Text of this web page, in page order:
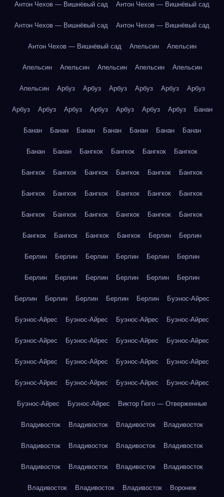
Антон Чехов — Вишнёвый сад Антон Чехов — Вишнёвый сад
Антон Чехов — Вишнёвый сад Антон Чехов — Вишнёвый сад
Антон Чехов — Вишнёвый сад Апельсин Апельсин
Апельсин Апельсин Апельсин Апельсин Апельсин
Апельсин Арбуз Арбуз Арбуз Арбуз Арбуз Арбуз
Арбуз Арбуз Арбуз Арбуз Арбуз Арбуз Арбуз Банан
Банан Банан Банан Банан Банан Банан Банан
Банан Банан Бангкок Бангкок Бангкок Бангкок
Бангкок Бангкок Бангкок Бангкок Бангкок Бангкок
Бангкок Бангкок Бангкок Бангкок Бангкок Бангкок
Бангкок Бангкок Бангкок Бангкок Бангкок Бангкок
Бангкок Бангкок Бангкок Бангкок Берлин Берлин
Берлин Берлин Берлин Берлин Берлин Берлин
Берлин Берлин Берлин Берлин Берлин Берлин
Берлин Берлин Берлин Берлин Берлин Буэнос-Айрес
Буэнос-Айрес Буэнос-Айрес Буэнос-Айрес Буэнос-Айрес
Буэнос-Айрес Буэнос-Айрес Буэнос-Айрес Буэнос-Айрес
Буэнос-Айрес Буэнос-Айрес Буэнос-Айрес Буэнос-Айрес
Буэнос-Айрес Буэнос-Айрес Буэнос-Айрес Буэнос-Айрес
Буэнос-Айрес Буэнос-Айрес Виктор Гюго — Отверженные
Владивосток Владивосток Владивосток Владивосток
Владивосток Владивосток Владивосток Владивосток
Владивосток Владивосток Владивосток Владивосток
Владивосток Владивосток Владивосток Воронеж